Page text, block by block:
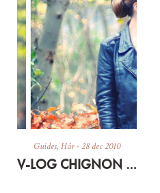
Guides,Hår-28 dec 2010
V-LOG CHIGNON TUTORIAL